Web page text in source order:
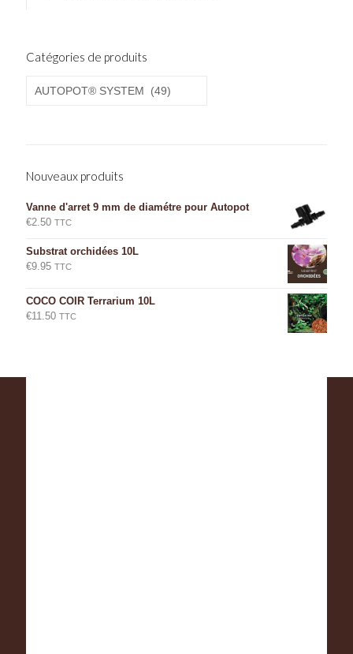
Catégories de produits
Nouveaux produits
Vanne d'arret 9 mm de diamétre pour Autopot
€2.50 TTC
Substrat orchidées 10L
€9.95 TTC
COCO COIR Terrarium 10L
€11.50 TTC